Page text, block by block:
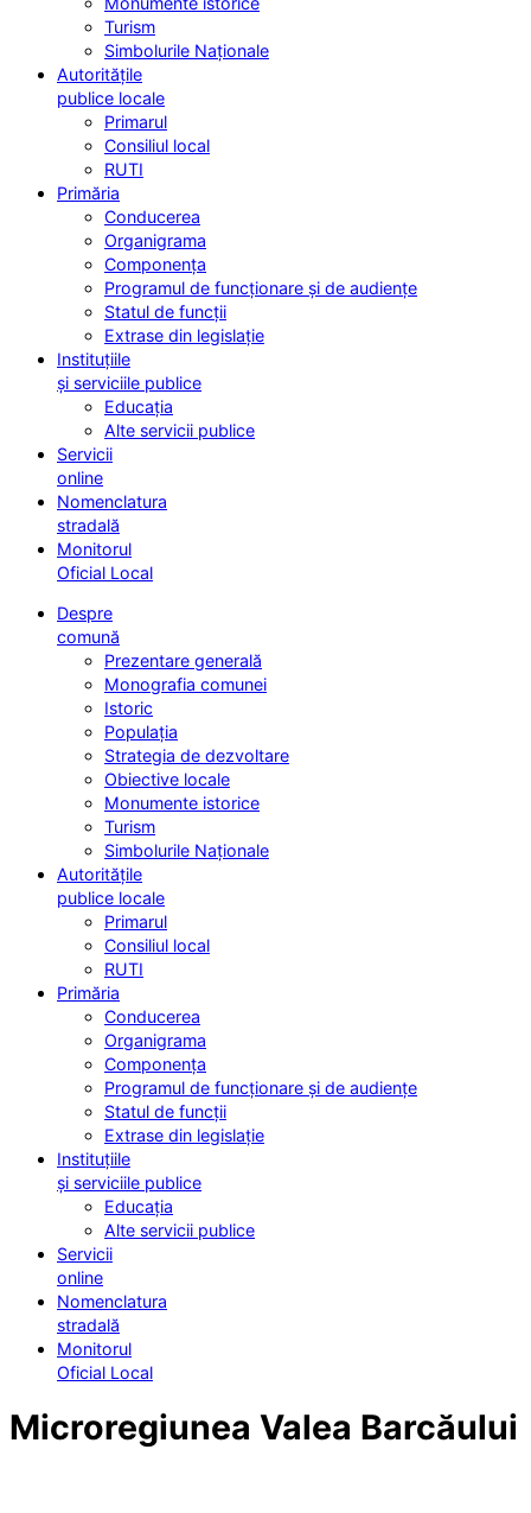
Turism
Simbolurile Naționale
Autoritățile
publice locale
Primarul
Consiliul local
RUTI
Primăria
Conducerea
Organigrama
Componența
Programul de funcționare și de audiențe
Statul de funcții
Extrase din legislație
Instituțiile
și serviciile publice
Educația
Alte servicii publice
Servicii
online
Nomenclatura
stradală
Monitorul
Oficial Local
Despre
comună
Prezentare generală
Monografia comunei
Istoric
Populația
Strategia de dezvoltare
Obiective locale
Monumente istorice
Turism
Simbolurile Naționale
Autoritățile
publice locale
Primarul
Consiliul local
RUTI
Primăria
Conducerea
Organigrama
Componența
Programul de funcționare și de audiențe
Statul de funcții
Extrase din legislație
Instituțiile
și serviciile publice
Educația
Alte servicii publice
Servicii
online
Nomenclatura
stradală
Monitorul
Oficial Local
Microregiunea Valea Barcăului